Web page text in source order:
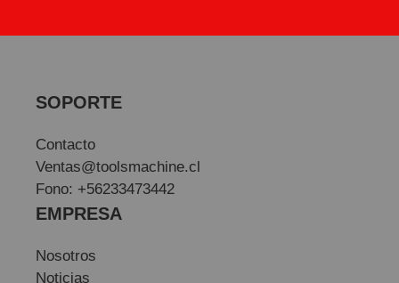
SOPORTE
Contacto
Ventas@toolsmachine.cl
Fono: +56233473442
EMPRESA
Nosotros
Noticias